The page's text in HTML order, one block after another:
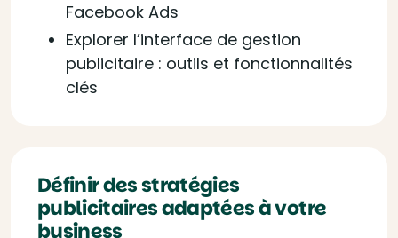
Facebook Ads
Explorer l’interface de gestion
publicitaire : outils et fonctionnalités
clés
Définir des stratégies
publicitaires adaptées à votre
business